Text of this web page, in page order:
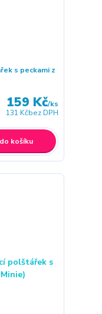
s peckami z
159 Kč/ks
131 Kčbez DPH
košíku